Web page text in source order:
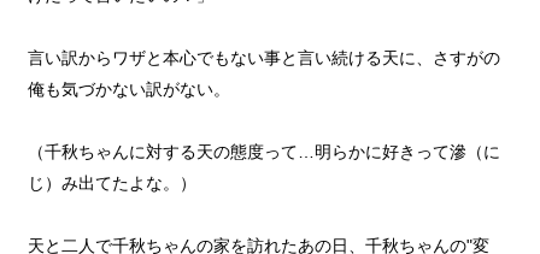
言い訳からワザと本心でもない事と言い続ける天に、さすがの
俺も気づかない訳がない。
（千秋ちゃんに対する天の態度って…明らかに好きって滲（に
じ）み出てたよな。）
天と二人で千秋ちゃんの家を訪れたあの日、千秋ちゃんの"変